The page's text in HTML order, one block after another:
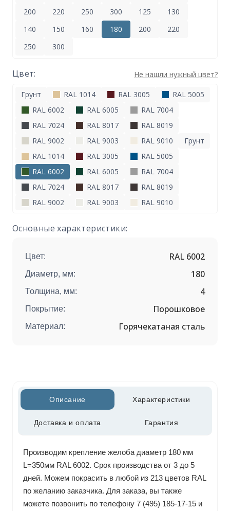
200
220 250 300 125
130
140
150 160 180 200
220
250
300
Цвет: Не нашли нужный цвет?
Грунт RAL 1014 RAL 3005
RAL 5005
RAL 6002
RAL 6005
RAL 7004
RAL 7024
RAL 8017
RAL 8019
RAL 9002
RAL 9003 RAL 9010
Грунт
RAL 1014
RAL 3005
RAL 5005
RAL 6002
RAL 6005
RAL 7004
RAL 7024
RAL 8017
RAL 8019
RAL 9002
RAL 9003 RAL 9010
Основные характеристики:
Цвет: RAL 6002
Диаметр, мм: 180
Толщина, мм: 4
Покрытие: Порошковое
Материал: Горячекатаная сталь
Описание Характеристики
Доставка и оплата Гарантия
Производим крепление желоба диаметр 180 мм
L=350мм RAL 6002. Срок производства от 3 до 5
дней. Можем покрасить в любой из 213 цветов RAL
по желанию заказчика. Для заказа, вы также
можете позвонить по телефону 7 (495) 185-17-15 и